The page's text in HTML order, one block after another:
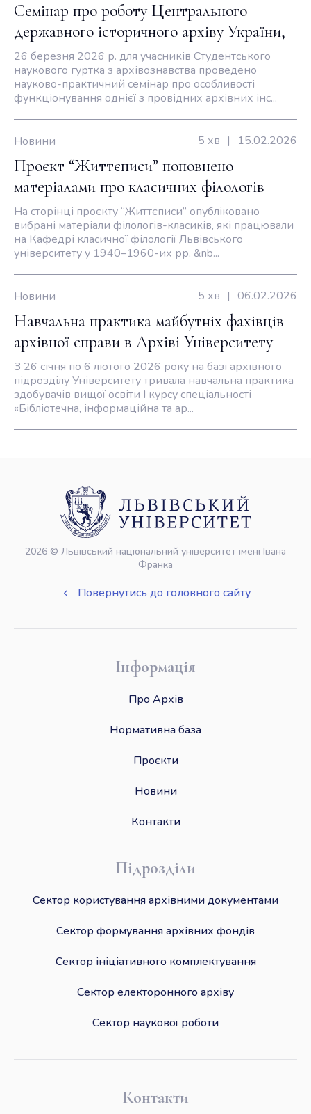
Семінар про роботу Центрального
державного історичного архіву України,
м. Львів
26 березня 2026 р. для учасників Студентського
наукового гуртка з архівознавства проведено
науково-практичний семінар про особливості
функціонування однієї з провідних архівних інс...
Новини 5 хв | 15.02.2026
Проєкт “Життєписи” поповнено
матеріалами про класичних філологів
Львівського університету
На сторінці проєкту “Життєписи” опубліковано
вибрані матеріали філологів-класиків, які працювали
на Кафедрі класичної філології Львівського
університету у 1940–1960-их рр. &nb...
Новини 5 хв | 06.02.2026
Навчальна практика майбутніх фахівців
архівної справи в Архіві Університету
З 26 січня по 6 лютого 2026 року на базі архівного
підрозділу Університету тривала навчальна практика
здобувачів вищої освіти І курсу спеціальності
«Бібліотечна, інформаційна та ар...
2026 © Львівський національний університет імені Івана
Франка
Повернутись до головного сайту
Інформація
Про Архів
Нормативна база
Проєкти
Новини
Контакти
Підрозділи
Сектор користування архівними документами
Сектор формування архівних фондів
Сектор ініціативного комплектування
Сектор електоронного архіву
Сектор наукової роботи
Контакти